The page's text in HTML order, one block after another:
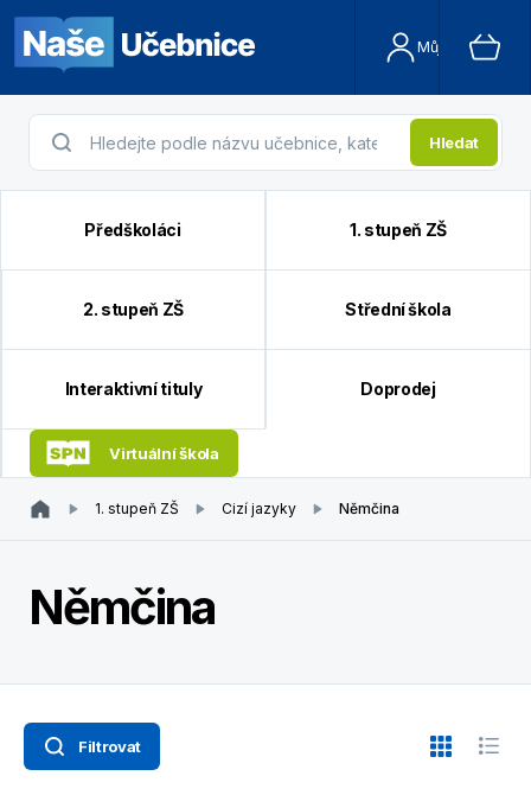
Můj účet
Hledat
Předškoláci 1. stupeň ZŠ
2. stupeň ZŠ Střední škola
Interaktivní tituly Doprodej
Virtuální škola
1. stupeň ZŠ Cizí jazyky Němčina
Němčina
Filtrovat